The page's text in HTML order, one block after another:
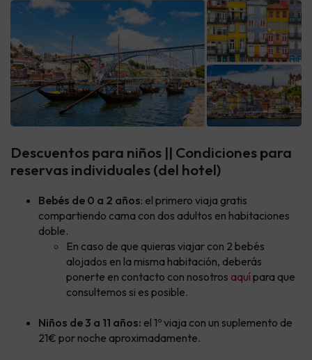
Descuentos para niños || Condiciones para
reservas individuales (del hotel)
Bebés de 0 a 2 años: el primero viaja gratis
compartiendo cama con dos adultos en habitaciones
doble.
En caso de que quieras viajar con 2 bebés
alojados en la misma habitación, deberás
ponerte en contacto con nosotros aquípara que
consultemos si es posible.
Niños de 3 a 11 años: el 1º viaja con un suplemento de
21€ por noche aproximadamente.